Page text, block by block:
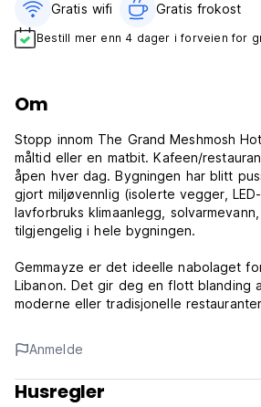
Gratis wifi‎ Gratis frokost‎
Bestill mer enn 4 dager i forveien for
Om
Stopp innom The Grand Meshmosh
måltid eller en matbit. Kafeen/
åpen hver dag. Bygningen har blitt
gjort miljøvennlig (isolerte vegger, LED-
lavforbruks klimaanlegg,
tilgjengelig i hele bygningen.
Gemmayze er det ideelle nabolaget
Libanon. Det gir deg en flott blanding
moderne eller tradisjonelle
forretnings- og shoppingområdet i
Mar Mikhail, de tradisjonelle
Hammoud.
Anmelde
Husregler